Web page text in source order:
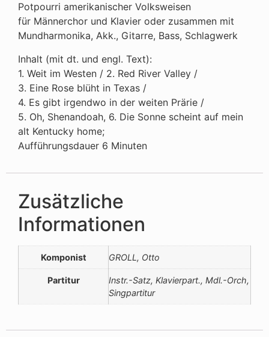
Potpourri amerikanischer Volksweisen
für Männerchor und Klavier oder zusammen mit
Mundharmonika, Akk., Gitarre, Bass, Schlagwerk
Inhalt (mit dt. und engl. Text):
1. Weit im Westen / 2. Red River Valley /
3. Eine Rose blüht in Texas /
4. Es gibt irgendwo in der weiten Prärie /
5. Oh, Shenandoah, 6. Die Sonne scheint auf mein
alt Kentucky home;
Aufführungsdauer 6 Minuten
Zusätzliche
Informationen
Komponist GROLL, Otto
Partitur
Instr.-Satz, Klavierpart., Mdl.-Orch,
Singpartitur